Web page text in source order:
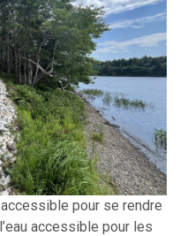
pour se rendre
accessible pour les